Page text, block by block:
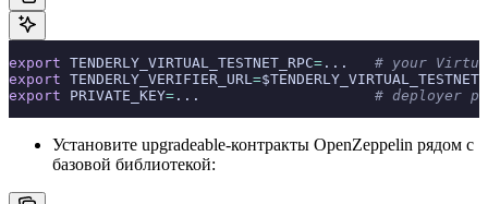
export TENDERLY_VIRTUAL_TESTNET_RPC= ... # your Virtual
export TENDERLY_VERIFIER_URL=
export PRIVATE_KEY= ... # deployer
Установите upgradeable-контракты OpenZeppelin рядом с
базовой библиотекой: